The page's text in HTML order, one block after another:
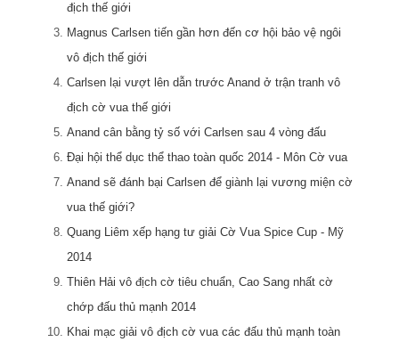
địch thế giới
Magnus Carlsen tiến gần hơn đến cơ hội bảo vệ ngôi
vô địch thế giới
Carlsen lại vượt lên dẫn trước Anand ở trận tranh vô
địch cờ vua thế giới
Anand cân bằng tỷ số với Carlsen sau 4 vòng đấu
Đại hội thể dục thể thao toàn quốc 2014 - Môn Cờ vua
Anand sẽ đánh bại Carlsen để giành lại vương miện cờ
vua thế giới?
Quang Liêm xếp hạng tư giải Cờ Vua Spice Cup - Mỹ
2014
Thiên Hải vô địch cờ tiêu chuẩn, Cao Sang nhất cờ
chớp đấu thủ mạnh 2014
Khai mạc giải vô địch cờ vua các đấu thủ mạnh toàn